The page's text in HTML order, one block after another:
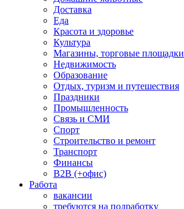
Доставка
Еда
Красота и здоровье
Культура
Магазины, торговые площадки
Недвижимость
Образование
Отдых, туризм и путешествия
Праздники
Промышленность
Связь и СМИ
Спорт
Строительство и ремонт
Транспорт
Финансы
B2B (+офис)
Работа
вакансии
требуются на подработку